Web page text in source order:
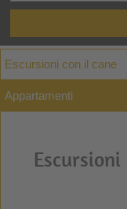
Escursioni con il cane
Appartamenti